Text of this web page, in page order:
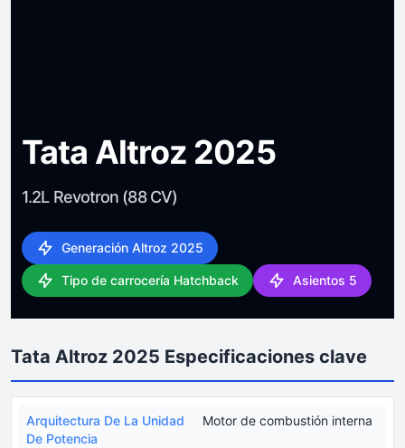
Tata Altroz 2025
1.2L Revotron (88 CV)
Generación Altroz 2025
Tipo de carrocería Hatchback Asientos 5
Tata Altroz 2025 Especificaciones clave
Arquitectura De La Unidad
De Potencia
Motor de combustión interna